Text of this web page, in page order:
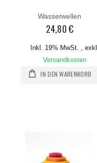
Wasserwellen
24,80 €
Inkl. 19% MwSt.
exkl.
Versandkosten
IN DEN WARENKORB